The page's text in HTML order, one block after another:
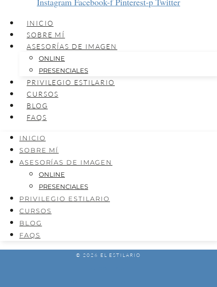
INICIO
SOBRE MÍ
ASESORÍAS DE IMAGEN
ONLINE
PRESENCIALES
PRIVILEGIO ESTILARIO
CURSOS
BLOG
FAQS
INICIO
SOBRE MÍ
ASESORÍAS DE IMAGEN
ONLINE
PRESENCIALES
PRIVILEGIO ESTILARIO
CURSOS
BLOG
FAQS
© 2026 EL ESTILARIO